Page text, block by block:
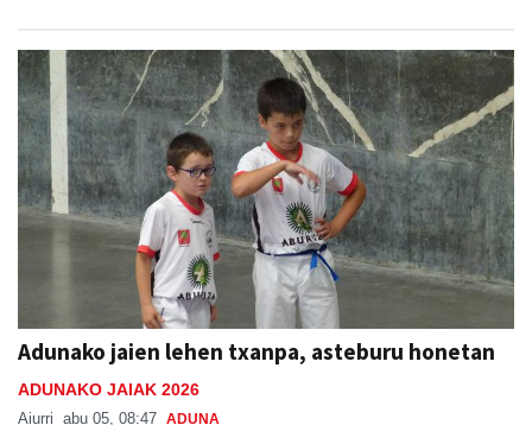
Adunako jaien lehen txanpa, asteburu honetan
ADUNAKO JAIAK 2026
Aiurri abu 05, 08:47 ADUNA